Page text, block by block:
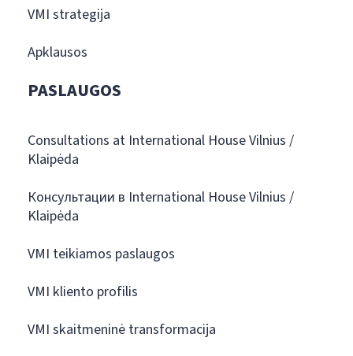
VMI strategija
Apklausos
PASLAUGOS
Consultations at International House Vilnius /
Klaipėda
Консультации в International House Vilnius /
Klaipėda
VMI teikiamos paslaugos
VMI kliento profilis
VMI skaitmeninė transformacija